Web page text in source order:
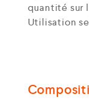
quantité sur
Utilisation